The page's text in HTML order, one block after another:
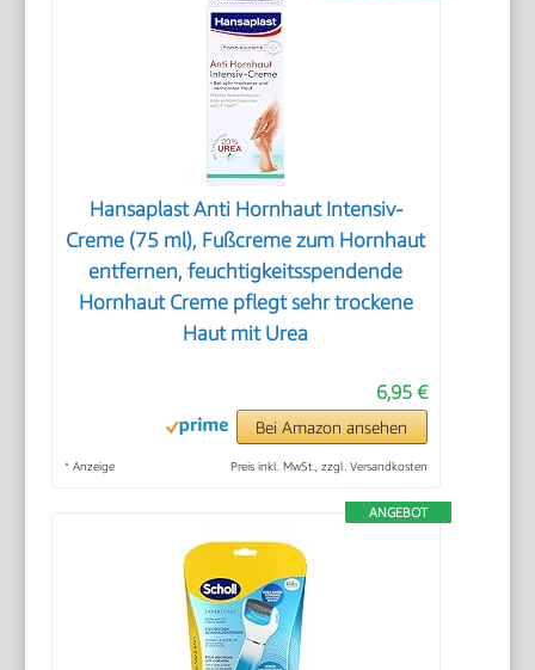
Hansaplast Anti Hornhaut Intensiv-
Creme (75 ml), Fußcreme zum Hornhaut
entfernen, feuchtigkeitsspendende
Hornhaut Creme pflegt sehr trockene
Haut mit Urea
6,95 €
Bei Amazon ansehen
* Anzeige Preis inkl. MwSt., zzgl. Versandkosten
ANGEBOT